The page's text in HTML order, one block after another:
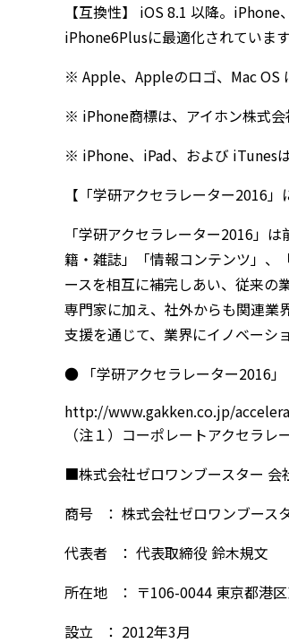
【互換性】 iOS 8.1 以降。
iPhone6Plusに最適化されています
※ Apple、Appleのロゴ、Mac OS
※ iPhone商標は、アイホン株式会
※ iPhone、iPad、および iTunes
【「学研アクセラレーター2016」
「学研アクセラレーター2016」
籍・雑誌」「情報コンテンツ」、
ースを相互に補完しあい、従来の
専門家に加え、社外からも関連業
支援を通じて、業界にイノベーシ
● 「学研アクセラレーター2016」
http://www.gakken.co.jp/
（注１）コーポレートアクセラ
■株式会社ゼロワンブースター 会
商号 ： 株式会社ゼロワンブース
代表者 ： 代表取締役 鈴木規文
所在地 ： 〒106-0044 東京都港
設立 ： 2012年3月